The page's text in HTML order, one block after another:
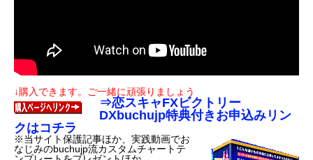
↓購入できます。ご一緒に頑張りましょう
⇒恋スキャFXビクトリー
DXbuchujp特典付きお申込みリン
クはコチラ
※当サイト保護記事ほか、実践動画でお
なじみのbuchujp流カスタムチャートテ